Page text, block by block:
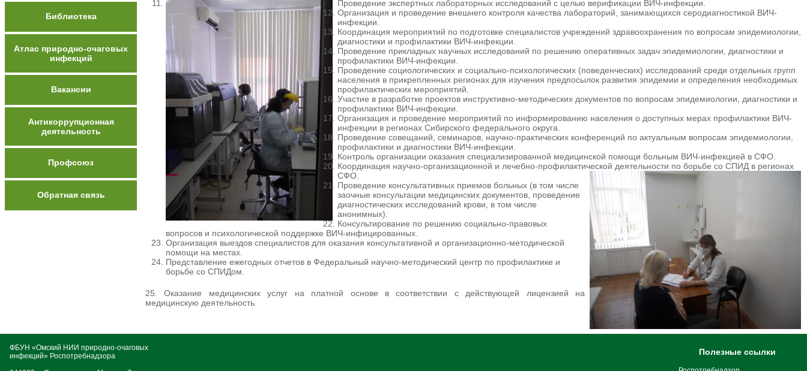
Библиотека
Атлас природно-очаговых
инфекций
Вакансии
Антикоррупционная
деятельность
Профсоюз
Обратная связь
Проведение экспертных лабораторных исследований с целью верификации ВИЧ-инфекции.
Организация и проведение внешнего контроля качества лабораторий, занимающихся серодиагностикой ВИЧ-
инфекции.
Координация мероприятий по подготовке специалистов учреждений здравоохранения по вопросам эпидемиологии,
диагностики и профилактики ВИЧ-инфекции.
Проведение прикладных научных исследований по решению оперативных задач эпи­демиологии, диагностики и
профилактики ВИЧ-инфекции.
Проведение социологических и социально-психологических (поведенческих) исследований среди отдельных групп
населения в прикрепленных регионах для изучения предпо­сылок развития эпидемии и определения необходимых
профилактических мероприятий.
Участие в разработке проектов инструктивно-методических документов по вопросам эпидемиологии, диагностики и
профилактики ВИЧ-инфекции.
Организация и проведение мероприятий по информированию населения о доступных мерах профилактики ВИЧ-
инфекции в регионах Сибирского федерального округа.
Проведение совещаний, семинаров, научно-практических конференций по актуальным вопросам эпидемиологии,
профилактики и диагностики ВИЧ-инфекции.
Контроль организации оказания специализированной медицинской помощи больным ВИЧ-инфекцией в СФО.
Координация научно-организационной и лечебно-профилактической деятельности по борьбе со СПИД в регионах
СФО.
Проведение консультативных приемов больных (в том числе
заочные консультации медицинских документов, проведение
диагностических исследований крови, в том числе
анонимных).
Консультирование по решению социально-правовых
вопросов и психологической поддержке ВИЧ-инфицированных.
Организация выездов специалистов для оказания консультативной и орга­низационно-методической
помощи на местах.
Представление ежегодных отчетов в Федеральный научно-методический центр по профилактике и
борьбе со СПИДом.
25. Оказание медицинских услуг на платной основе в соответствии с действующей лицензией на
медицинскую деятельность.
ФБУН «Омский НИИ природно-очаговых
инфекций» Роспотребнадзора
Полезные ссылки